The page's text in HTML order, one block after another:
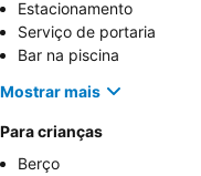
Estacionamento
Serviço de portaria
Bar na piscina
Mostrar mais
Para crianças
Berço